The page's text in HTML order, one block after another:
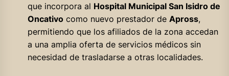
que incorpora al Hospital Municipal San Isidro de
Oncativocomo nuevo prestador de Apross,
permitiendo que los afiliados de la zona accedan
a una amplia oferta de servicios médicos sin
necesidad de trasladarse a otras localidades.